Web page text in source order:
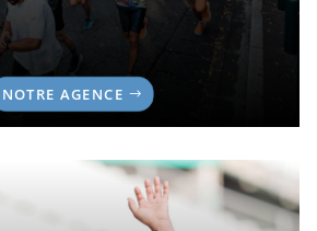
NOTRE AGENCE